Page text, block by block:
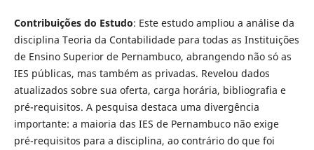
Contribuições do Estudo: Este estudo ampliou a análise da
disciplina Teoria da Contabilidade para todas as Instituições
de Ensino Superior de Pernambuco, abrangendo não só as
IES públicas, mas também as privadas. Revelou dados
atualizados sobre sua oferta, carga horária, bibliografia e
pré-requisitos. A pesquisa destaca uma divergência
importante: a maioria das IES de Pernambuco não exige
pré-requisitos para a disciplina, ao contrário do que foi